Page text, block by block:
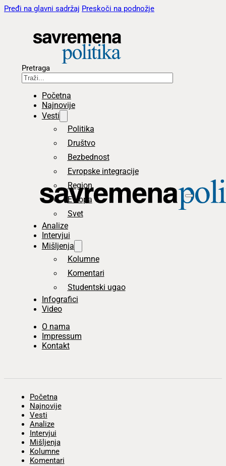
Pređi na glavni sadržaj Preskoči na podnožje
Pretraga
Početna
Najnovije
Vesti
Politika
Društvo
Bezbednost
Evropske integracije
Region
Evropa
Svet
Analize
Intervjui
Mišljenja
Kolumne
Komentari
Studentski ugao
Infografici
Video
O nama
Impressum
Kontakt
Početna
Najnovije
Vesti
Analize
Intervjui
Mišljenja
Kolumne
Komentari